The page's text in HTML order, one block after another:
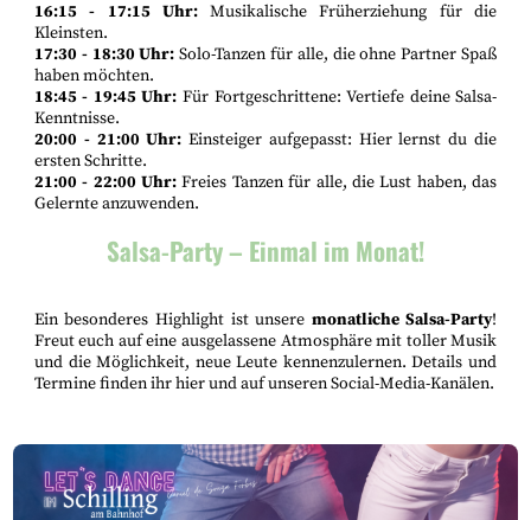
16:15 - 17:15 Uhr:Musikalische Früherziehung für die
Kleinsten.
17:30 - 18:30 Uhr: Solo-Tanzen für alle, die ohne Partner Spaß
haben möchten.
18:45 - 19:45 Uhr: Für Fortgeschrittene: Vertiefe deine Salsa-
Kenntnisse.
20:00 - 21:00 Uhr: Einsteiger aufgepasst: Hier lernst du die
ersten Schritte.
21:00 - 22:00 Uhr: Freies Tanzen für alle, die Lust haben, das
Gelernte anzuwenden.
Salsa-Party – Einmal im Monat!
Ein besonderes Highlight ist unsere monatliche Salsa-Party!
Freut euch auf eine ausgelassene Atmosphäre mit toller Musik
und die Möglichkeit, neue Leute kennenzulernen. Details und
Termine finden ihr hier und auf unseren Social-Media-Kanälen.